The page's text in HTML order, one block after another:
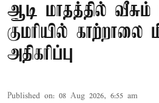
ஆடி மாதத்தில் வீசும்
குமரியில் காற்றாலை
அதிகரிப்பு
Published on: 08 Aug 2026, 6:55 am